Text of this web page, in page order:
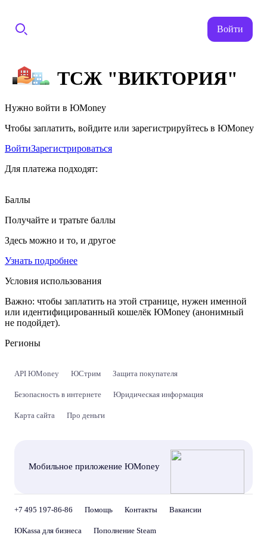
Войти
ТСЖ "ВИКТОРИЯ"
Нужно войти в ЮMoney
Чтобы заплатить, войдите или зарегистрируйтесь в ЮMoney
ВойтиЗарегистрироваться
Для платежа подходят:
Баллы
Получайте и тратьте баллы
Здесь можно и то, и другое
Узнать подробнее
Условия использования
Важно: чтобы заплатить на этой странице, нужен именной
или идентифицированный кошелёк ЮMoney (анонимный
не подойдет).
Регионы
API ЮMoney ЮСтрим Защита покупателя
Безопасность в интернете Юридическая информация
Карта сайта Про деньги
Мобильное приложение ЮMoney
+7 495 197-86-86 Помощь Контакты Вакансии
ЮKassa для бизнеса Пополнение Steam